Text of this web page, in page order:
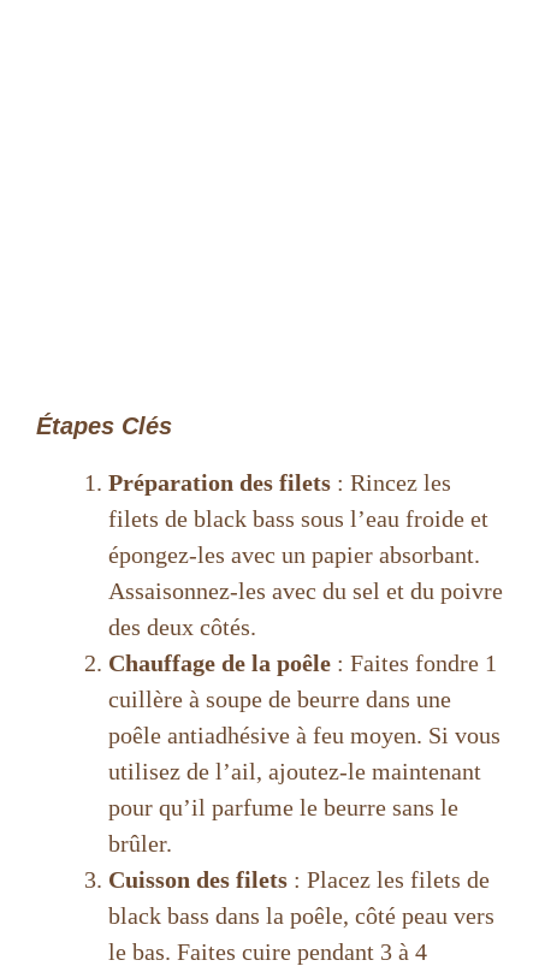
Étapes Clés
Préparation des filets : Rincez les
filets de black bass sous l’eau froide et
épongez-les avec un papier absorbant.
Assaisonnez-les avec du sel et du poivre
des deux côtés.
Chauffage de la poêle : Faites fondre 1
cuillère à soupe de beurre dans une
poêle antiadhésive à feu moyen. Si vous
utilisez de l’ail, ajoutez-le maintenant
pour qu’il parfume le beurre sans le
brûler.
Cuisson des filets : Placez les filets de
black bass dans la poêle, côté peau vers
le bas. Faites cuire pendant 3 à 4